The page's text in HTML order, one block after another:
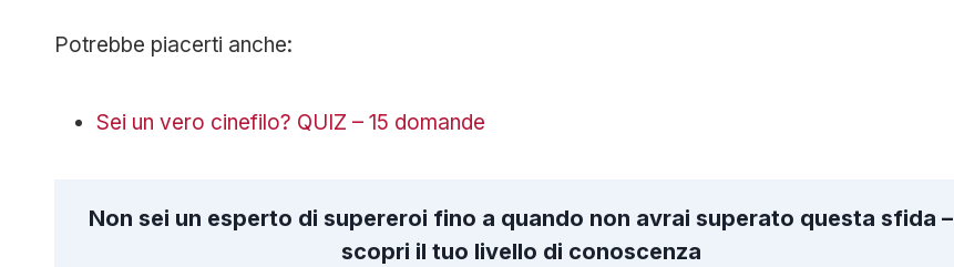
Potrebbe piacerti anche:
Sei un vero cinefilo? QUIZ – 15 domande
Non sei un esperto di supereroi fino a quando non avrai superato questa sfida –
scopri il tuo livello di conoscenza